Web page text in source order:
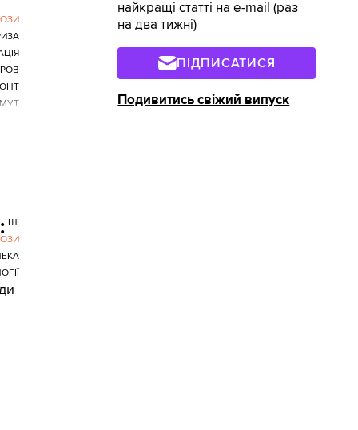
ШІ
найкращі статті на e-mail (раз
на два тижні)
ПІДПИСАТИСЯ
Подивитись свіжий випуск